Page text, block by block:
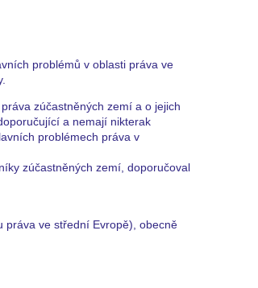
problémů v oblasti práva ve
zúčastněných zemí a o jejich
a nemají nikterak
problémech práva v
zúčastněných zemí, doporučoval
práva ve střední Evropě), obecně